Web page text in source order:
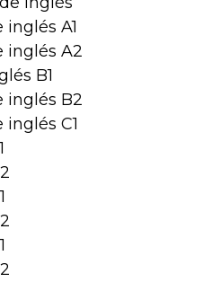
A1
inglés A2
B1
inglés B2
C1